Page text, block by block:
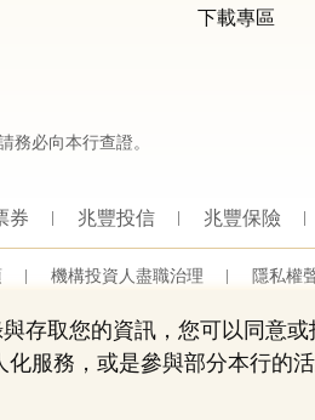
必向本行查證。
下載專區
券 兆豐投信 兆豐保險
機構投資人盡職治理 隱私權
豐國際商業銀行股份有限公司 營利事業
© by Mega International
存取您的資訊，您可以同意
服務，或是參與部分本行的